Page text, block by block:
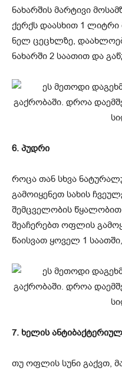
ნახარშის მარტივი
ქერქს დაასხით 1
ნელ ცეცხლზე,
ნახარში 2 საათით და
6. პუდრი
როცა თან სხვა
გამოიყენეთ სახის
შემცველობის
შეაჩერებთ ოფლის
წაისვათ ყოველ 1
7. ხელის
თუ ოფლის სუნი გაქვთ,